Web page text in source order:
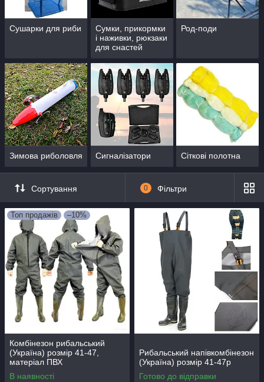
Сушарки для риби
Сумки, прикормки
і наживки, рюкзаки
для снастей
Род-поди
Зимова риболовля Сигналізатори Сіткові полотна
Сортування 0 Фільтри
Топ продажів –10%
Комбінезон рибальський
(Україна) розмір 41-47,
матеріал ПВХ
В наявності
Рибальський напівкомбінезон
(Україна) розмір 41-47р
Готово до відправки